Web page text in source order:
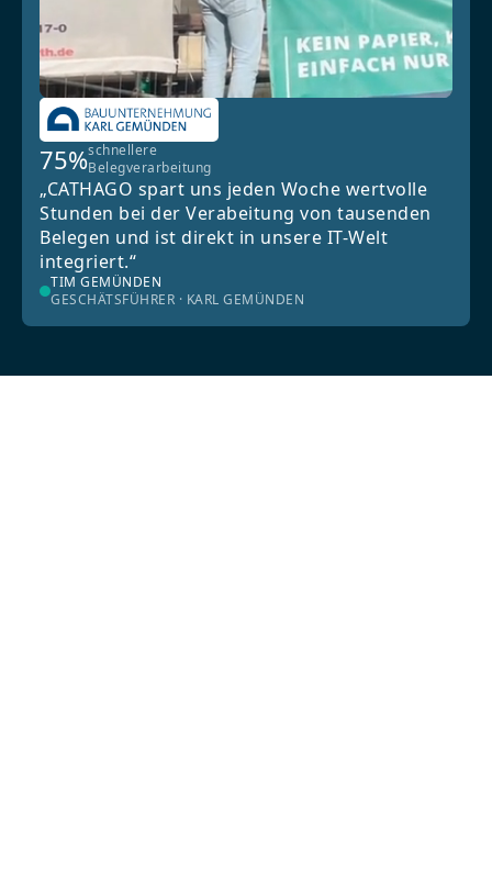
75%schnellere
Belegverarbeitung
„CATHAGO spart uns jeden Woche wertvolle
Stunden bei der Verabeitung von tausenden
Belegen und ist direkt in unsere IT-Welt
integriert.“
TIM GEMÜNDEN
GESCHÄTSFÜHRER · KARL GEMÜNDEN